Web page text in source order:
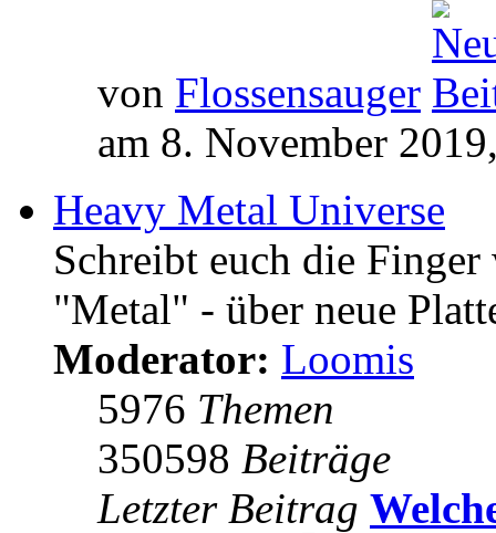
von Flossensauger
am 8. November
Heavy Metal Universe
Schreibt euch die
"Metal" - über neue
Moderator: Loomis
5976 Themen
350598 Beiträge
Letzter Beitrag